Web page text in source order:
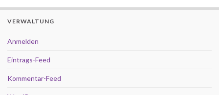
VERWALTUNG
Anmelden
Eintrags-Feed
Kommentar-Feed